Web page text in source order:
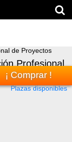
¡ Comprar !
Profesional
Plazas disponibles